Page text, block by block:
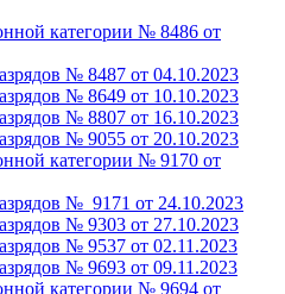
категории № 8486 от
№ 8487 от 04.10.2023
№ 8649 от 10.10.2023
№ 8807 от 16.10.2023
№ 9055 от 20.10.2023
категории № 9170 от
№ 9171 от 24.10.2023
№ 9303 от 27.10.2023
№ 9537 от 02.11.2023
№ 9693 от 09.11.2023
категории № 9694 от